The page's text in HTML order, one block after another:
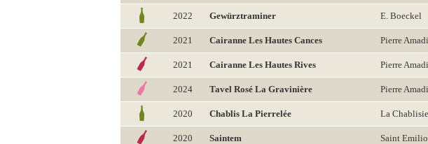
2022 Gewürztraminer E. Boeckel
2021 Cairanne Les Hautes Cances Pierre
2021 Cairanne Les Hautes Rives Pierre
2024 Tavel Rosé La Gravinière Pierre
2020 Chablis La Pierrelée La
2020 Saintem Saint